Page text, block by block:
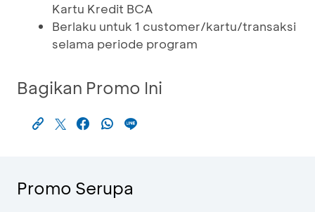
Kartu Kredit BCA
Berlaku untuk 1 customer/kartu/transaksi
selama periode program
Bagikan Promo Ini
Promo Serupa